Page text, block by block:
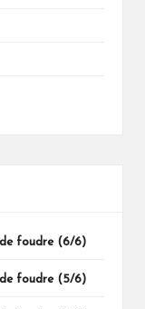
de foudre (6/6)
de foudre (5/6)